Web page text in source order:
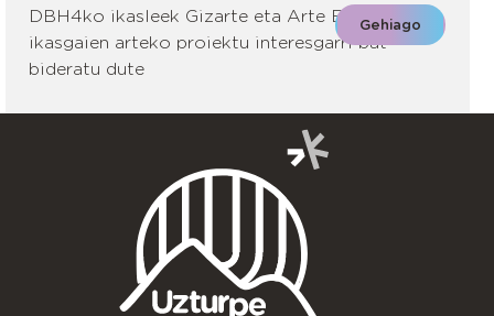
DBH4ko ikasleek Gizarte eta Arte Eszenikoko
ikasgaien arteko proiektu interesgarri bat
bideratu dute
Gehiago